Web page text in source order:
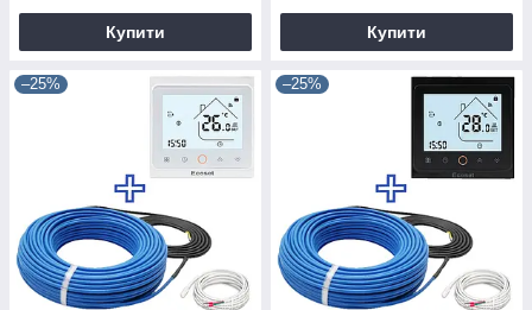
Купити Купити
–25% –25%